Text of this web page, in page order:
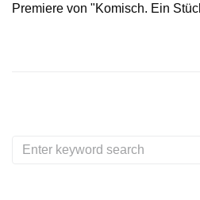
Premiere von "Komisch. Ein